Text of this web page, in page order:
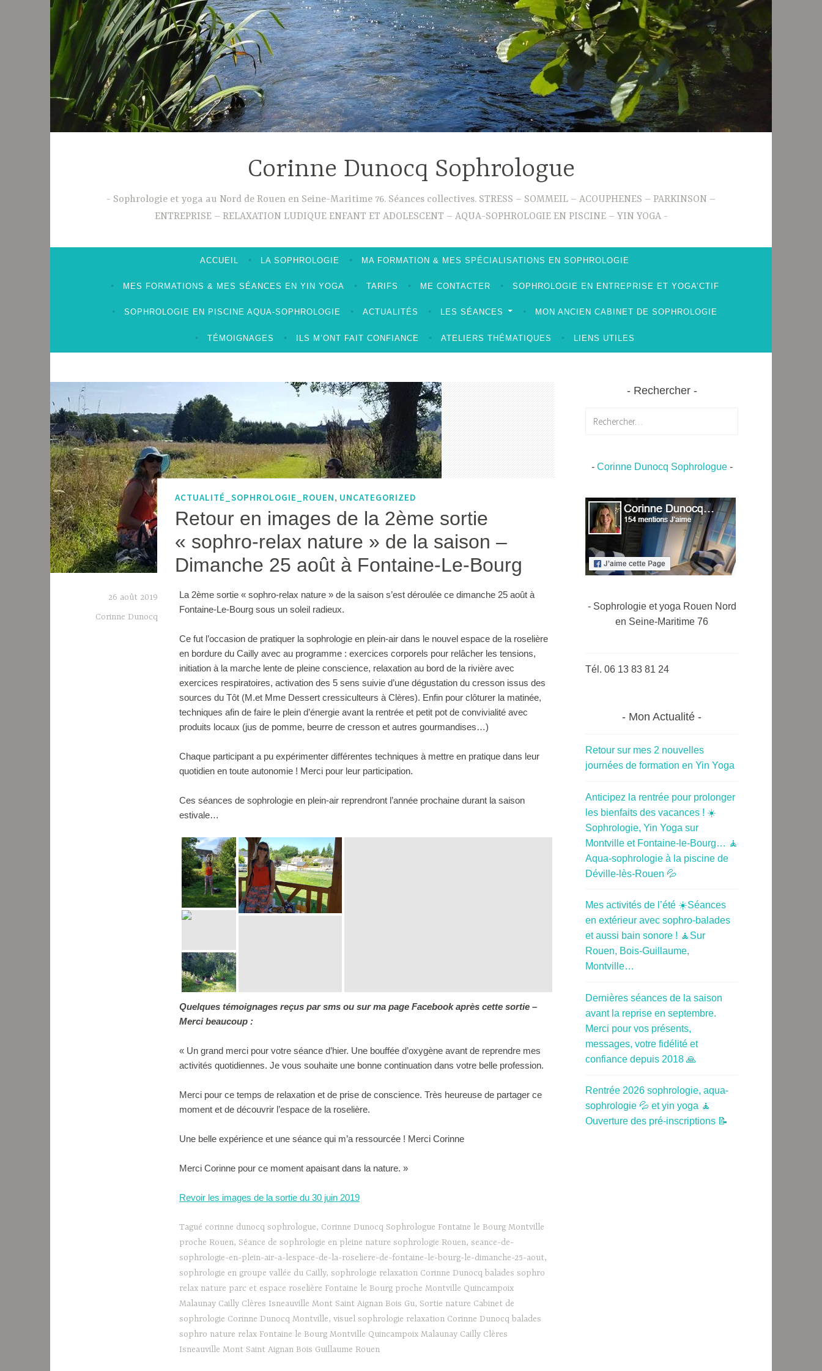
Corinne Dunocq Sophrologue
Sophrologie et yoga au Nord de Rouen en Seine-Maritime 76. Séances collectives. STRESS – SOMMEIL – ACOUPHENES – PARKINSON –
ENTREPRISE – RELAXATION LUDIQUE ENFANT ET ADOLESCENT – AQUA-SOPHROLOGIE EN PISCINE – YIN YOGA
ACCUEIL LA SOPHROLOGIE MA FORMATION & MES SPÉCIALISATIONS EN SOPHROLOGIE
MES FORMATIONS & MES SÉANCES EN YIN YOGA TARIFS ME CONTACTER SOPHROLOGIE EN ENTREPRISE ET YOGA’CTIF
SOPHROLOGIE EN PISCINE AQUA-SOPHROLOGIE ACTUALITÉS LES SÉANCES MON ANCIEN CABINET DE SOPHROLOGIE
TÉMOIGNAGES ILS M’ONT FAIT CONFIANCE ATELIERS THÉMATIQUES LIENS UTILES
ACTUALITÉ_SOPHROLOGIE_ROUEN, UNCATEGORIZED
Retour en images de la 2ème sortie
« sophro-relax nature » de la saison –
Dimanche 25 août à Fontaine-Le-Bourg
26 août 2019
Corinne Dunocq
La 2ème sortie « sophro-relax nature » de la saison s’est déroulée ce dimanche 25 août à
Fontaine-Le-Bourg sous un soleil radieux.
Ce fut l’occasion de pratiquer la sophrologie en plein-air dans le nouvel espace de la roselière
en bordure du Cailly avec au programme : exercices corporels pour relâcher les tensions,
initiation à la marche lente de pleine conscience, relaxation au bord de la rivière avec
exercices respiratoires, activation des 5 sens suivie d’une dégustation du cresson issus des
sources du Tôt (M.et Mme Dessert cressiculteurs à Clères). Enfin pour clôturer la matinée,
techniques afin de faire le plein d’énergie avant la rentrée et petit pot de convivialité avec
produits locaux (jus de pomme, beurre de cresson et autres gourmandises…)
Chaque participant a pu expérimenter différentes techniques à mettre en pratique dans leur
quotidien en toute autonomie ! Merci pour leur participation.
Ces séances de sophrologie en plein-air reprendront l’année prochaine durant la saison
estivale…
Quelques témoignages reçus par sms ou sur ma page Facebook après cette sortie –
Merci beaucoup :
« Un grand merci pour votre séance d’hier. Une bouffée d’oxygène avant de reprendre mes
activités quotidiennes. Je vous souhaite une bonne continuation dans votre belle profession.
Merci pour ce temps de relaxation et de prise de conscience. Très heureuse de partager ce
moment et de découvrir l’espace de la roselière.
Une belle expérience et une séance qui m’a ressourcée ! Merci Corinne
Merci Corinne pour ce moment apaisant dans la nature. »
Revoir les images de la sortie du 30 juin 2019
Tagué corinne dunocq sophrologue, Corinne Dunocq Sophrologue Fontaine le Bourg Montville
proche Rouen, Séance de sophrologie en pleine nature sophrologie Rouen, seance-de-
sophrologie-en-plein-air-a-lespace-de-la-roseliere-de-fontaine-le-bourg-le-dimanche-25-aout,
sophrologie en groupe vallée du Cailly, sophrologie relaxation Corinne Dunocq balades sophro
relax nature parc et espace roselière Fontaine le Bourg proche Montville Quincampoix
Malaunay Cailly Clères Isneauville Mont Saint Aignan Bois Gu, Sortie nature Cabinet de
sophrologie Corinne Dunocq Montville, visuel sophrologie relaxation Corinne Dunocq balades
sophro nature relax Fontaine le Bourg Montville Quincampoix Malaunay Cailly Clères
Isneauville Mont Saint Aignan Bois Guillaume Rouen
Rechercher
- Corinne Dunocq Sophrologue-
- Sophrologie et yoga Rouen Nord
en Seine-Maritime 76
Tél. 06 13 83 81 24
Mon Actualité
Retour sur mes 2 nouvelles
journées de formation en Yin Yoga
Anticipez la rentrée pour prolonger
les bienfaits des vacances ! ☀️
Sophrologie, Yin Yoga sur
Montville et Fontaine-le-Bourg… 🧘
Aqua-sophrologie à la piscine de
Déville-lès-Rouen 💦
Mes activités de l’été ☀️Séances
en extérieur avec sophro-balades
et aussi bain sonore ! 🧘Sur
Rouen, Bois-Guillaume,
Montville…
Dernières séances de la saison
avant la reprise en septembre.
Merci pour vos présents,
messages, votre fidélité et
confiance depuis 2018 🙏
Rentrée 2026 sophrologie, aqua-
sophrologie 💦 et yin yoga 🧘
Ouverture des pré-inscriptions 📝